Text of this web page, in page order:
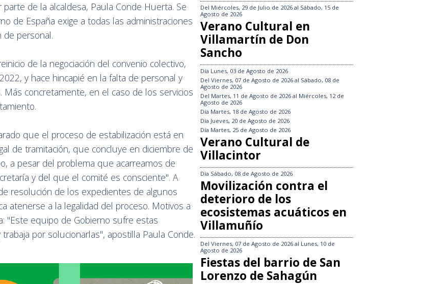
de la alcaldesa, Paula Conde Huerta. Se
de España exige a todas las administraciones
de personal.
de la negociación del convenio colectivo,
y hace hincapié en la falta de personal y
Más concretamente, en el caso de los servicios
que el proceso de estabilización está en
de tramitación, que concluye en diciembre de
a pesar del problema que acarreamos de
y del que el comité es consciente". A
resolución de los expedientes de algunos
atenerse a la legalidad del proceso. Motivos a
"Este equipo de Gobierno sufre estas
por solucionarlas", apostilla Paula Conde.
Del Miércoles, 29 de Julio de 2026 al Sábado, 15 de
Agosto de 2026
Verano Cultural en
Villamartín de Don
Sancho
Día Lunes, 03 de Agosto de 2026
Del Viernes, 07 de Agosto de 2026 al Sábado, 08 de
Agosto de 2026
Del Martes, 11 de Agosto de 2026 al Miércoles, 12 de
Agosto de 2026
Día Martes, 18 de Agosto de 2026
Día Jueves, 20 de Agosto de 2026
Día Martes, 25 de Agosto de 2026
Verano Cultural de
Villacintor
Día Sábado, 08 de Agosto de 2026
Movilización contra el
deterioro de los
ecosistemas acuáticos en
Villamuñío
Del Viernes, 07 de Agosto de 2026 al Lunes, 10 de
Agosto de 2026
Fiestas del barrio de San
Lorenzo de Sahagún